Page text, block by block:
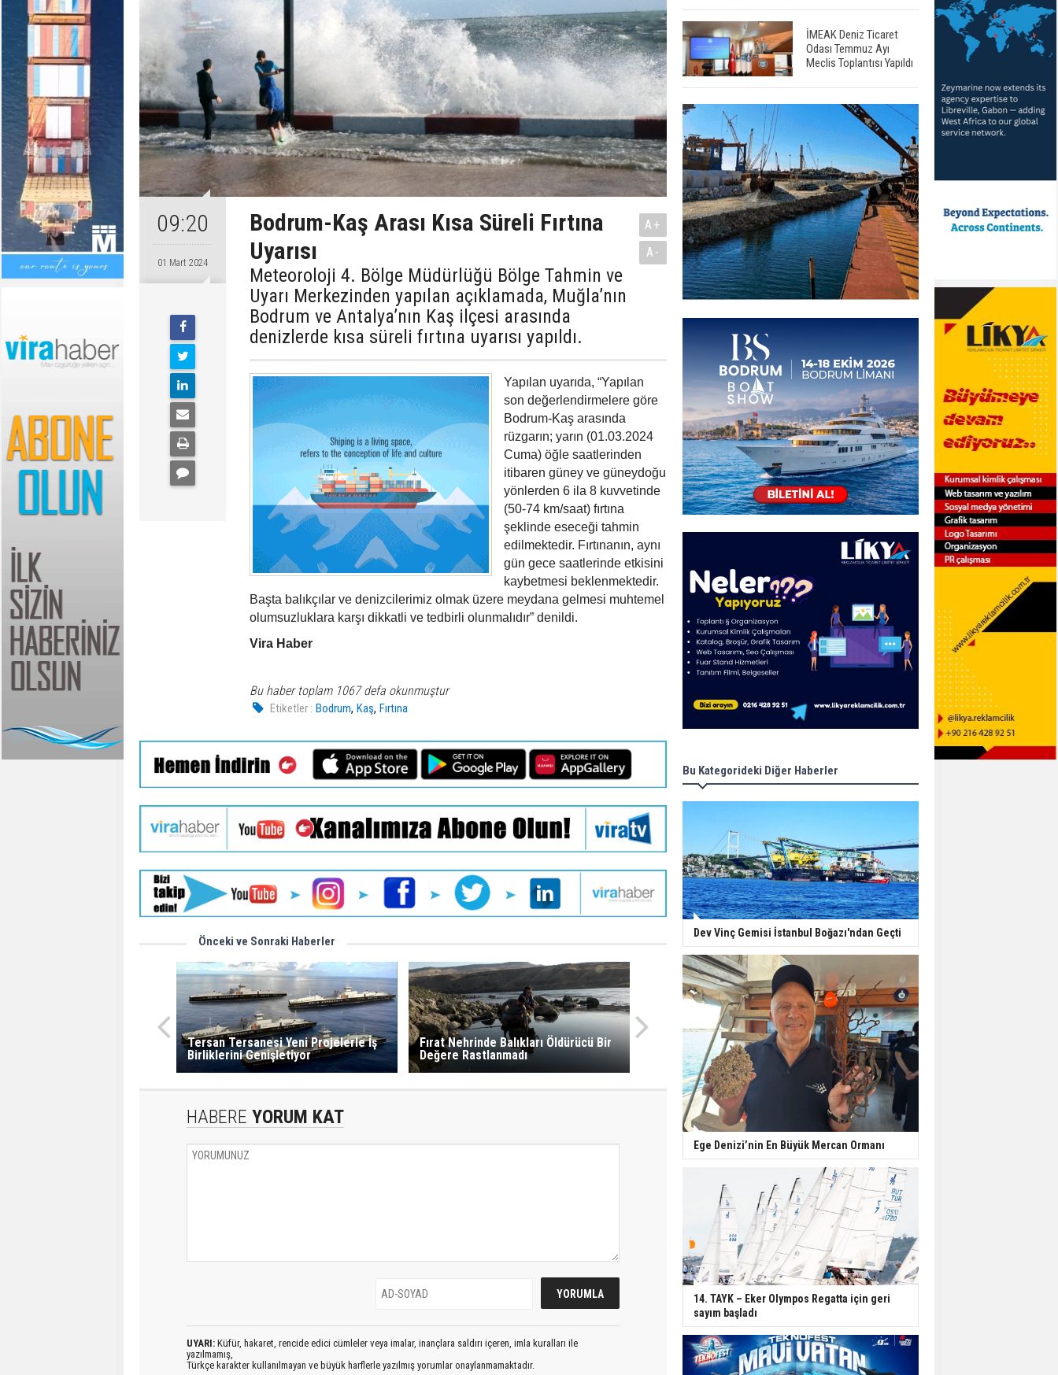
09:20
01 Mart 2024
Bodrum-Kaş Arası Kısa Süreli Fırtına
Uyarısı
Meteoroloji 4. Bölge Müdürlüğü Bölge Tahmin ve
Uyarı Merkezinden yapılan açıklamada, Muğla’nın
Bodrum ve Antalya’nın Kaş ilçesi arasında
denizlerde kısa süreli fırtına uyarısı yapıldı.
A+
A-
Yapılan uyarıda, “Yapılan
son değerlendirmelere göre
Bodrum-Kaş arasında
rüzgarın; yarın (01.03.2024
Cuma) öğle saatlerinden
itibaren güney ve güneydoğu
yönlerden 6 ila 8 kuvvetinde
(50-74 km/saat) fırtına
şeklinde eseceği tahmin
edilmektedir. Fırtınanın, aynı
gün gece saatlerinde etkisini
kaybetmesi beklenmektedir.
Başta balıkçılar ve denizcilerimiz olmak üzere meydana gelmesi muhtemel
olumsuzluklara karşı dikkatli ve tedbirli olunmalıdır” denildi.
Vira Haber
Bu haber toplam 1067 defa okunmuştur
Etiketler : Bodrum,Kaş,Fırtına
Önceki ve Sonraki Haberler
Tersan Tersanesi Yeni Projelerle İş
Birliklerini Genişletiyor
Fırat Nehrinde Balıkları Öldürücü Bir
Değere Rastlanmadı
HABERE YORUM KAT
UYARI: Küfür, hakaret, rencide edici cümleler veya imalar, inançlara saldırı içeren, imla kuralları ile
yazılmamış,
Türkçe karakter kullanılmayan ve büyük harflerle yazılmış yorumlar onaylanmamaktadır.
İMEAK Deniz Ticaret
Odası Temmuz Ayı
Meclis Toplantısı Yapıldı
Bu Kategorideki Diğer Haberler
Dev Vinç Gemisi İstanbul Boğazı'ndan Geçti
Ege Denizi’nin En Büyük Mercan Ormanı
14. TAYK – Eker Olympos Regatta için geri
sayım başladı